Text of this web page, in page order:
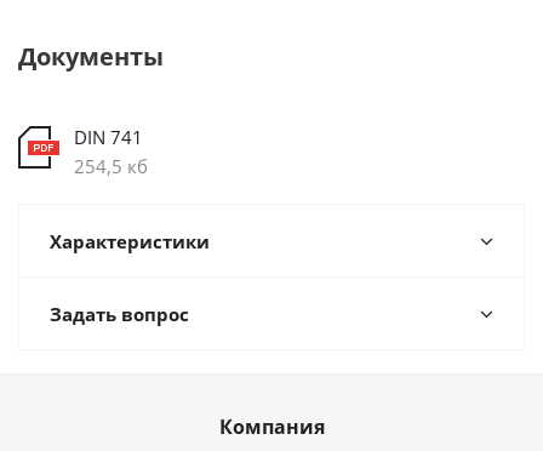
Документы
DIN 741
254,5 кб
Характеристики
Задать вопрос
Компания